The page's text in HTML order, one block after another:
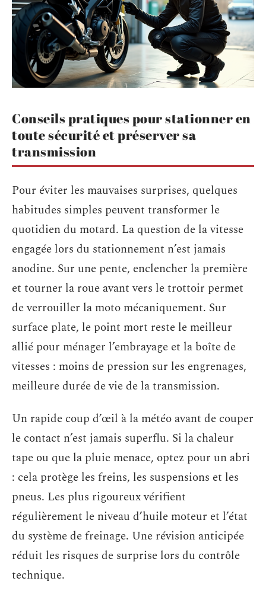
Conseils pratiques pour stationner en
toute sécurité et préserver sa
transmission
Pour éviter les mauvaises surprises, quelques
habitudes simples peuvent transformer le
quotidien du motard. La question de la vitesse
engagée lors du stationnement n’est jamais
anodine. Sur une pente, enclencher la première
et tourner la roue avant vers le trottoir permet
de verrouiller la moto mécaniquement. Sur
surface plate, le point mort reste le meilleur
allié pour ménager l’embrayage et la boîte de
vitesses : moins de pression sur les engrenages,
meilleure durée de vie de la transmission.
Un rapide coup d’œil à la météo avant de couper
le contact n’est jamais superflu. Si la chaleur
tape ou que la pluie menace, optez pour un abri
: cela protège les freins, les suspensions et les
pneus. Les plus rigoureux vérifient
régulièrement le niveau d’huile moteur et l’état
du système de freinage. Une révision anticipée
réduit les risques de surprise lors du contrôle
technique.